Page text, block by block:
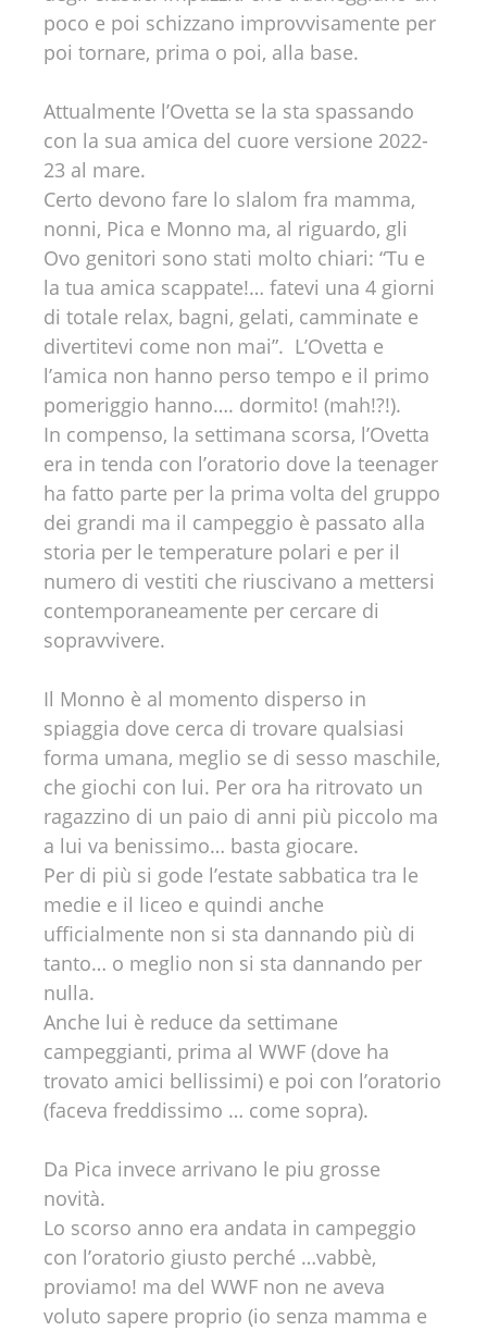
poco e poi schizzano improvvisamente per
poi tornare, prima o poi, alla base.
Attualmente l’Ovetta se la sta spassando
con la sua amica del cuore versione 2022-
23 al mare.
Certo devono fare lo slalom fra mamma,
nonni, Pica e Monno ma, al riguardo, gli
Ovo genitori sono stati molto chiari: “Tu e
la tua amica scappate!… fatevi una 4 giorni
di totale relax, bagni, gelati, camminate e
divertitevi come non mai”. L’Ovetta e
l’amica non hanno perso tempo e il primo
pomeriggio hanno…. dormito! (mah!?!).
In compenso, la settimana scorsa, l’Ovetta
era in tenda con l’oratorio dove la teenager
ha fatto parte per la prima volta del gruppo
dei grandi ma il campeggio è passato alla
storia per le temperature polari e per il
numero di vestiti che riuscivano a mettersi
contemporaneamente per cercare di
sopravvivere.
Il Monno è al momento disperso in
spiaggia dove cerca di trovare qualsiasi
forma umana, meglio se di sesso maschile,
che giochi con lui. Per ora ha ritrovato un
ragazzino di un paio di anni più piccolo ma
a lui va benissimo… basta giocare.
Per di più si gode l’estate sabbatica tra le
medie e il liceo e quindi anche
ufficialmente non si sta dannando più di
tanto… o meglio non si sta dannando per
nulla.
Anche lui è reduce da settimane
campeggianti, prima al WWF (dove ha
trovato amici bellissimi) e poi con l’oratorio
(faceva freddissimo … come sopra).
Da Pica invece arrivano le piu grosse
novità.
Lo scorso anno era andata in campeggio
con l’oratorio giusto perché …vabbè,
proviamo! ma del WWF non ne aveva
voluto sapere proprio (io senza mamma e